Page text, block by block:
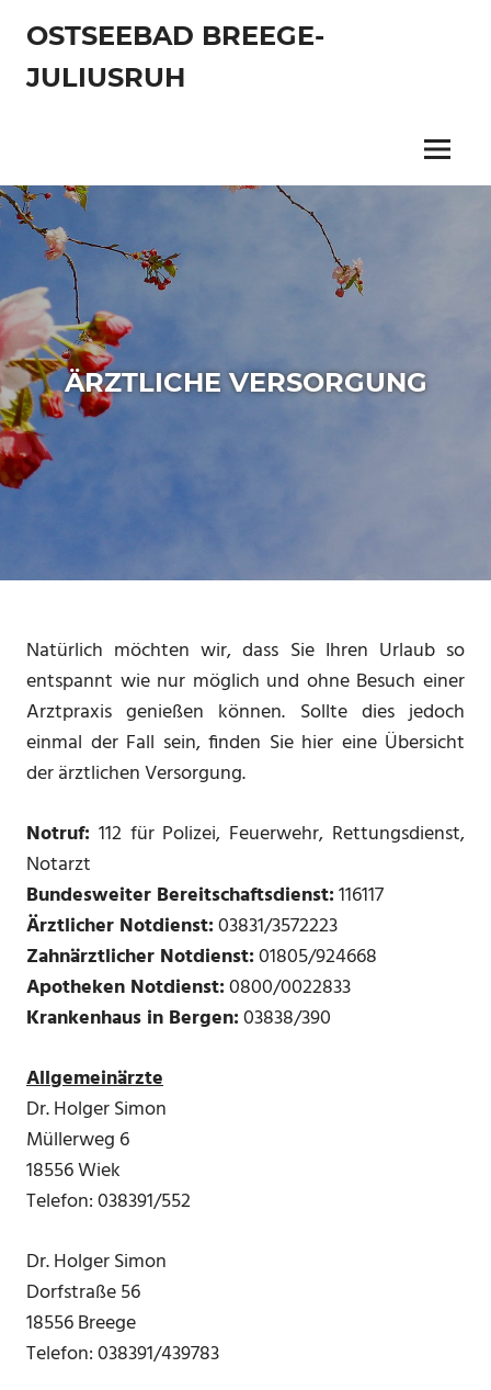
Inhalt
springen
OSTSEEBAD BREEGE-
JULIUSRUH
Menu
ÄRZTLICHE VERSORGUNG
Natürlich möchten wir, dass Sie Ihren Urlaub so
entspannt wie nur möglich und ohne Besuch einer
Arztpraxis genießen können. Sollte dies jedoch
einmal der Fall sein, finden Sie hier eine Übersicht
der ärztlichen Versorgung.
Notruf: 112 für Polizei, Feuerwehr, Rettungsdienst,
Notarzt
Bundesweiter Bereitschaftsdienst:116117
Ärztlicher Notdienst:03831/3572223
Zahnärztlicher Notdienst:01805/924668
Apotheken Notdienst:0800/0022833
Krankenhaus in Bergen:03838/390
Allgemeinärzte
Dr. Holger Simon
Müllerweg 6
18556 Wiek
Telefon: 038391/552
Dr. Holger Simon
Dorfstraße 56
18556 Breege
Telefon: 038391/439783